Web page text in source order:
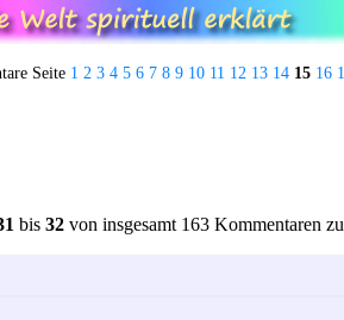
Seite 1 2 3 4 5 6 7 8 9 10 11 12 13 14 15 16
bis 32 von insgesamt 163 Kommentaren